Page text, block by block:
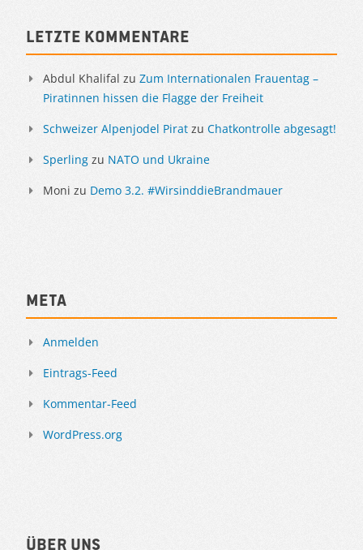
Sidebar
Letzte Kommentare
Abdul Khalifal zu Zum Internationalen Frauentag –
Piratinnen hissen die Flagge der Freiheit
Schweizer Alpenjodel Pirat zu Chatkontrolle abgesagt!
Sperling zu NATO und Ukraine
Moni zu Demo 3.2. #WirsinddieBrandmauer
Meta
Anmelden
Eintrags-Feed
Kommentar-Feed
WordPress.org
Über uns